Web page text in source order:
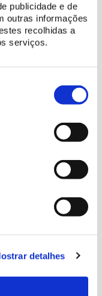
publicidade e de
outras informações
recolhidas a
serviços.
detalhes
no perímetro
de Sintra, os
em toda esta
da